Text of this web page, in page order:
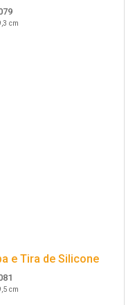
cm
e Tira de Silicone
cm